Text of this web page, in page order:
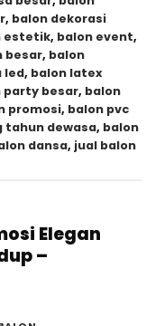
, balon dekorasi
estetik, balon event,
besar, balon
led, balon latex
party besar, balon
promosi, balon pvc
tahun dewasa, balon
dansa, jual balon
Elegan
–